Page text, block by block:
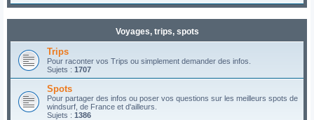
Voyages, trips, spots
Trips
Pour raconter vos Trips ou simplement demander des infos.
Sujets : 1707
Spots
Pour partager des infos ou poser vos questions sur les meilleurs spots de
windsurf, de France et d'ailleurs.
Sujets : 1386